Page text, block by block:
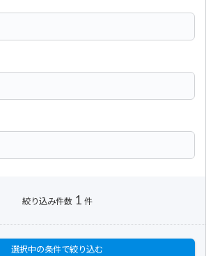
絞り込み件数 1 件
選択中の条件で絞り込む